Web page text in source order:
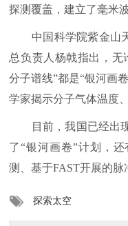
探测覆盖，建立了毫米
中国科学院紫金山天
总负责人杨戟指出，无
分子谱线”都是“银河画
学家揭示分子气体温度
目前，我国已经出现
了“银河画卷”计划，
测、基于FAST开展的
探索太空